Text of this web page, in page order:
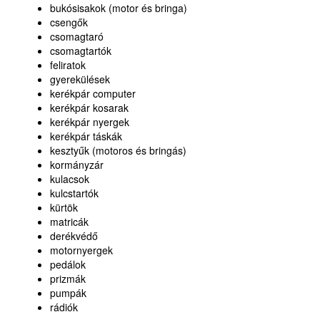
bukósisakok (motor és bringa)
csengők
csomagtaró
csomagtartók
feliratok
gyerekülések
kerékpár computer
kerékpár kosarak
kerékpár nyergek
kerékpár táskák
kesztyűk (motoros és bringás)
kormányzár
kulacsok
kulcstartók
kürtök
matricák
derékvédő
motornyergek
pedálok
prizmák
pumpák
rádiók